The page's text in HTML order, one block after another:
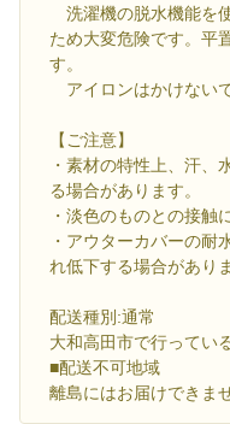
洗濯機の脱水機能を
ため大変危険です。平
す。
アイロンはかけない
【ご注意】
・素材の特性上、汗、
る場合があります。
・淡色のものとの接触
・アウターカバーの耐
れ低下する場合があり
配送種別:通常
大和高田市で行ってい
■配送不可地域
離島にはお届けできま